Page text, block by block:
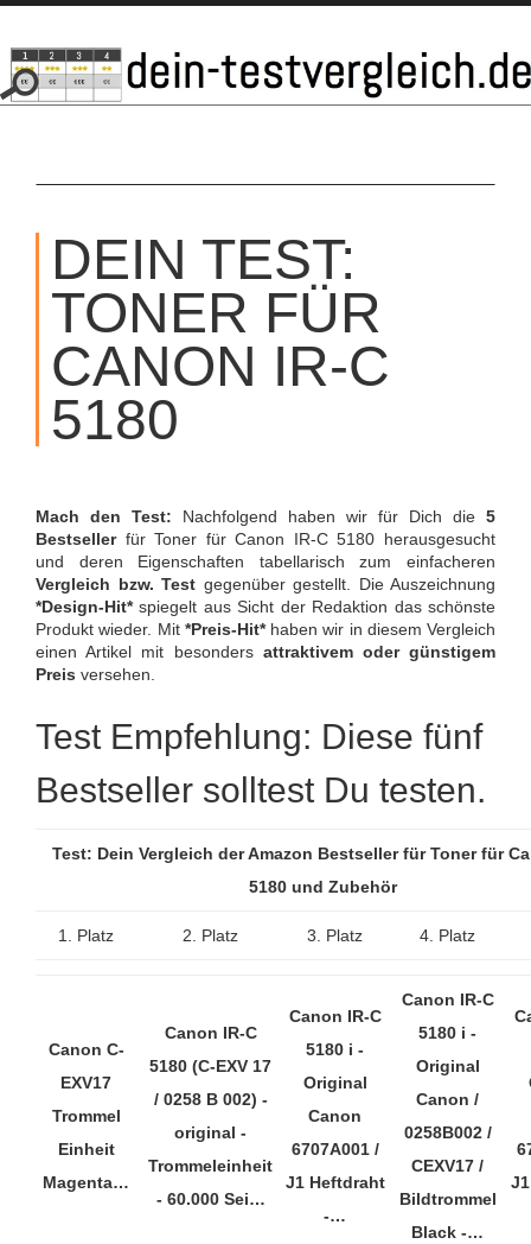
SKIP
CONTENT
DEIN TEST:
TONER FÜR
CANON IR-C
5180
Mach den Test: Nachfolgend haben wir für Dich die 5
Bestsellerfür Toner für Canon IR-C 5180 herausgesucht
und deren Eigenschaften tabellarisch zum einfacheren
Vergleich bzw. Test gegenüber gestellt. Die Auszeichnung
*Design-Hit*spiegelt aus Sicht der Redaktion das schönste
Produkt wieder. Mit *Preis-Hit*haben wir in diesem Vergleich
einen Artikel mit besonders attraktivem oder günstigem
Preis versehen.
Test Empfehlung: Diese fünf
Bestseller solltest Du testen.
Test: Dein Vergleich der Amazon Bestseller für Toner für
5180 und Zubehör
1. Platz 2. Platz 3. Platz 4. Platz
Canon C-
EXV17
Trommel
Einheit
Magenta…
Canon IR-C
5180 (C-EXV 17
/ 0258 B 002) -
original -
Trommeleinheit
- 60.000 Sei…
Canon IR-C
5180 i -
Original
Canon
6707A001 /
J1 Heftdraht
-…
Canon IR-C
5180 i -
Original
Canon /
0258B002 /
CEXV17 /
Bildtrommel
Black -…